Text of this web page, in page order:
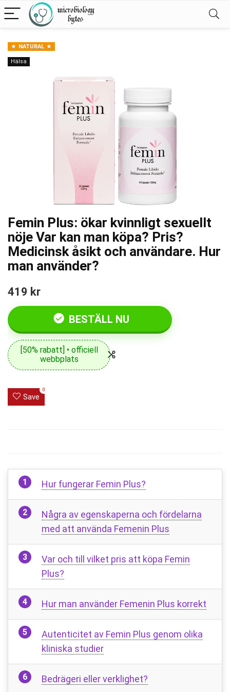
NATURAL
Hälsa
Femin Plus: ökar kvinnligt sexuellt
nöje Var kan man köpa? Pris?
Medicinsk åsikt och användare. Hur
man använder?
419 kr
BESTÄLL NU
[50% rabatt] • officiell
webbplats
Save
0
Hur fungerar Femin Plus?
Några av egenskaperna och fördelarna
med att använda Femenin Plus
Var och till vilket pris att köpa Femin
Plus?
Hur man använder Femenin Plus korrekt
Autenticitet av Femin Plus genom olika
kliniska studier
Bedrägeri eller verklighet?